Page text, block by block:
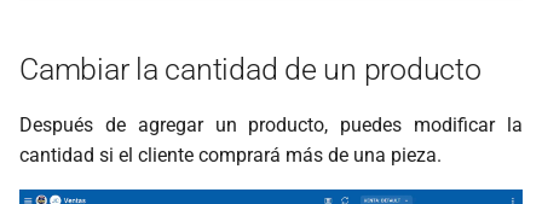
Cambiar la cantidad de un producto
Después de agregar un producto, puedes modificar la
cantidad si el cliente comprará más de una pieza.